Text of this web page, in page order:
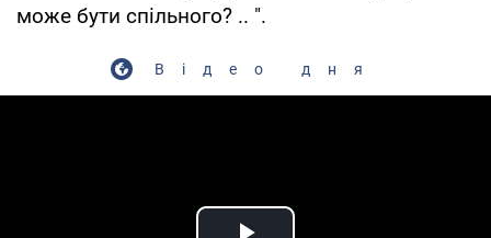
може бути спільного? .. ".
Відео дня